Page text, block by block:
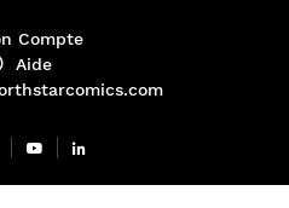
Compte
Aide